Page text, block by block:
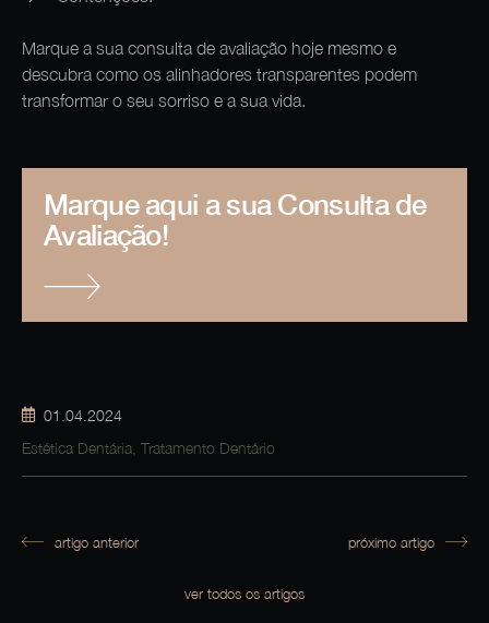
Marque a sua consulta de avaliação hoje mesmo e
descubra como os alinhadores transparentes podem
transformar o seu sorriso e a sua vida.
Marque aqui a sua Consulta de
Avaliação!
01.04.2024
Estética Dentária Tratamento Dentário
artigo anterior
ver todos os artigos
próximo artigo